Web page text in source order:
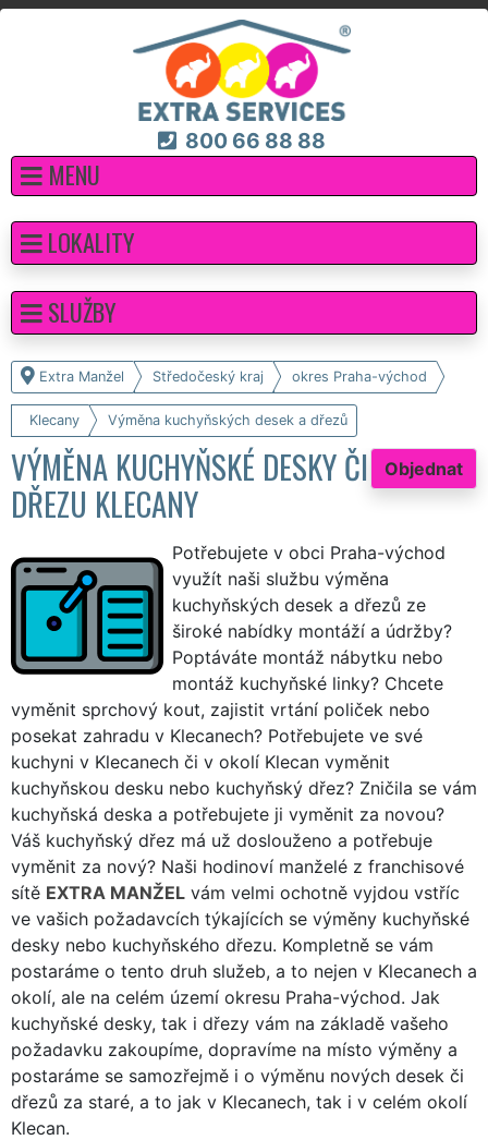
800 66 88 88
MENU
Extra Manžel Středočeský kraj okres Praha-východ
Klecany Výměna kuchyňských desek a dřezů
Objednat
VÝMĚNA KUCHYŇSKÉ DESKY ČI
DŘEZU KLECANY
Potřebujete v obci Praha-východ
využít naši službu výměna
kuchyňských desek a dřezů ze
široké nabídky montáží a údržby?
Poptáváte montáž nábytku nebo
montáž kuchyňské linky? Chcete
vyměnit sprchový kout, zajistit vrtání poliček nebo
posekat zahradu v Klecanech? Potřebujete ve své
kuchyni v Klecanech či v okolí Klecan vyměnit
kuchyňskou desku nebo kuchyňský dřez? Zničila se vám
kuchyňská deska a potřebujete ji vyměnit za novou?
Váš kuchyňský dřez má už doslouženo a potřebuje
vyměnit za nový? Naši hodinoví manželé z franchisové
sítě EXTRA MANŽEL vám velmi ochotně vyjdou vstříc
ve vašich požadavcích týkajících se výměny kuchyňské
desky nebo kuchyňského dřezu. Kompletně se vám
postaráme o tento druh služeb, a to nejen v Klecanech a
okolí, ale na celém území okresu Praha-východ. Jak
kuchyňské desky, tak i dřezy vám na základě vašeho
požadavku zakoupíme, dopravíme na místo výměny a
postaráme se samozřejmě i o výměnu nových desek či
dřezů za staré, a to jak v Klecanech, tak i v celém okolí
Klecan.
LOKALITY
SLUŽBY